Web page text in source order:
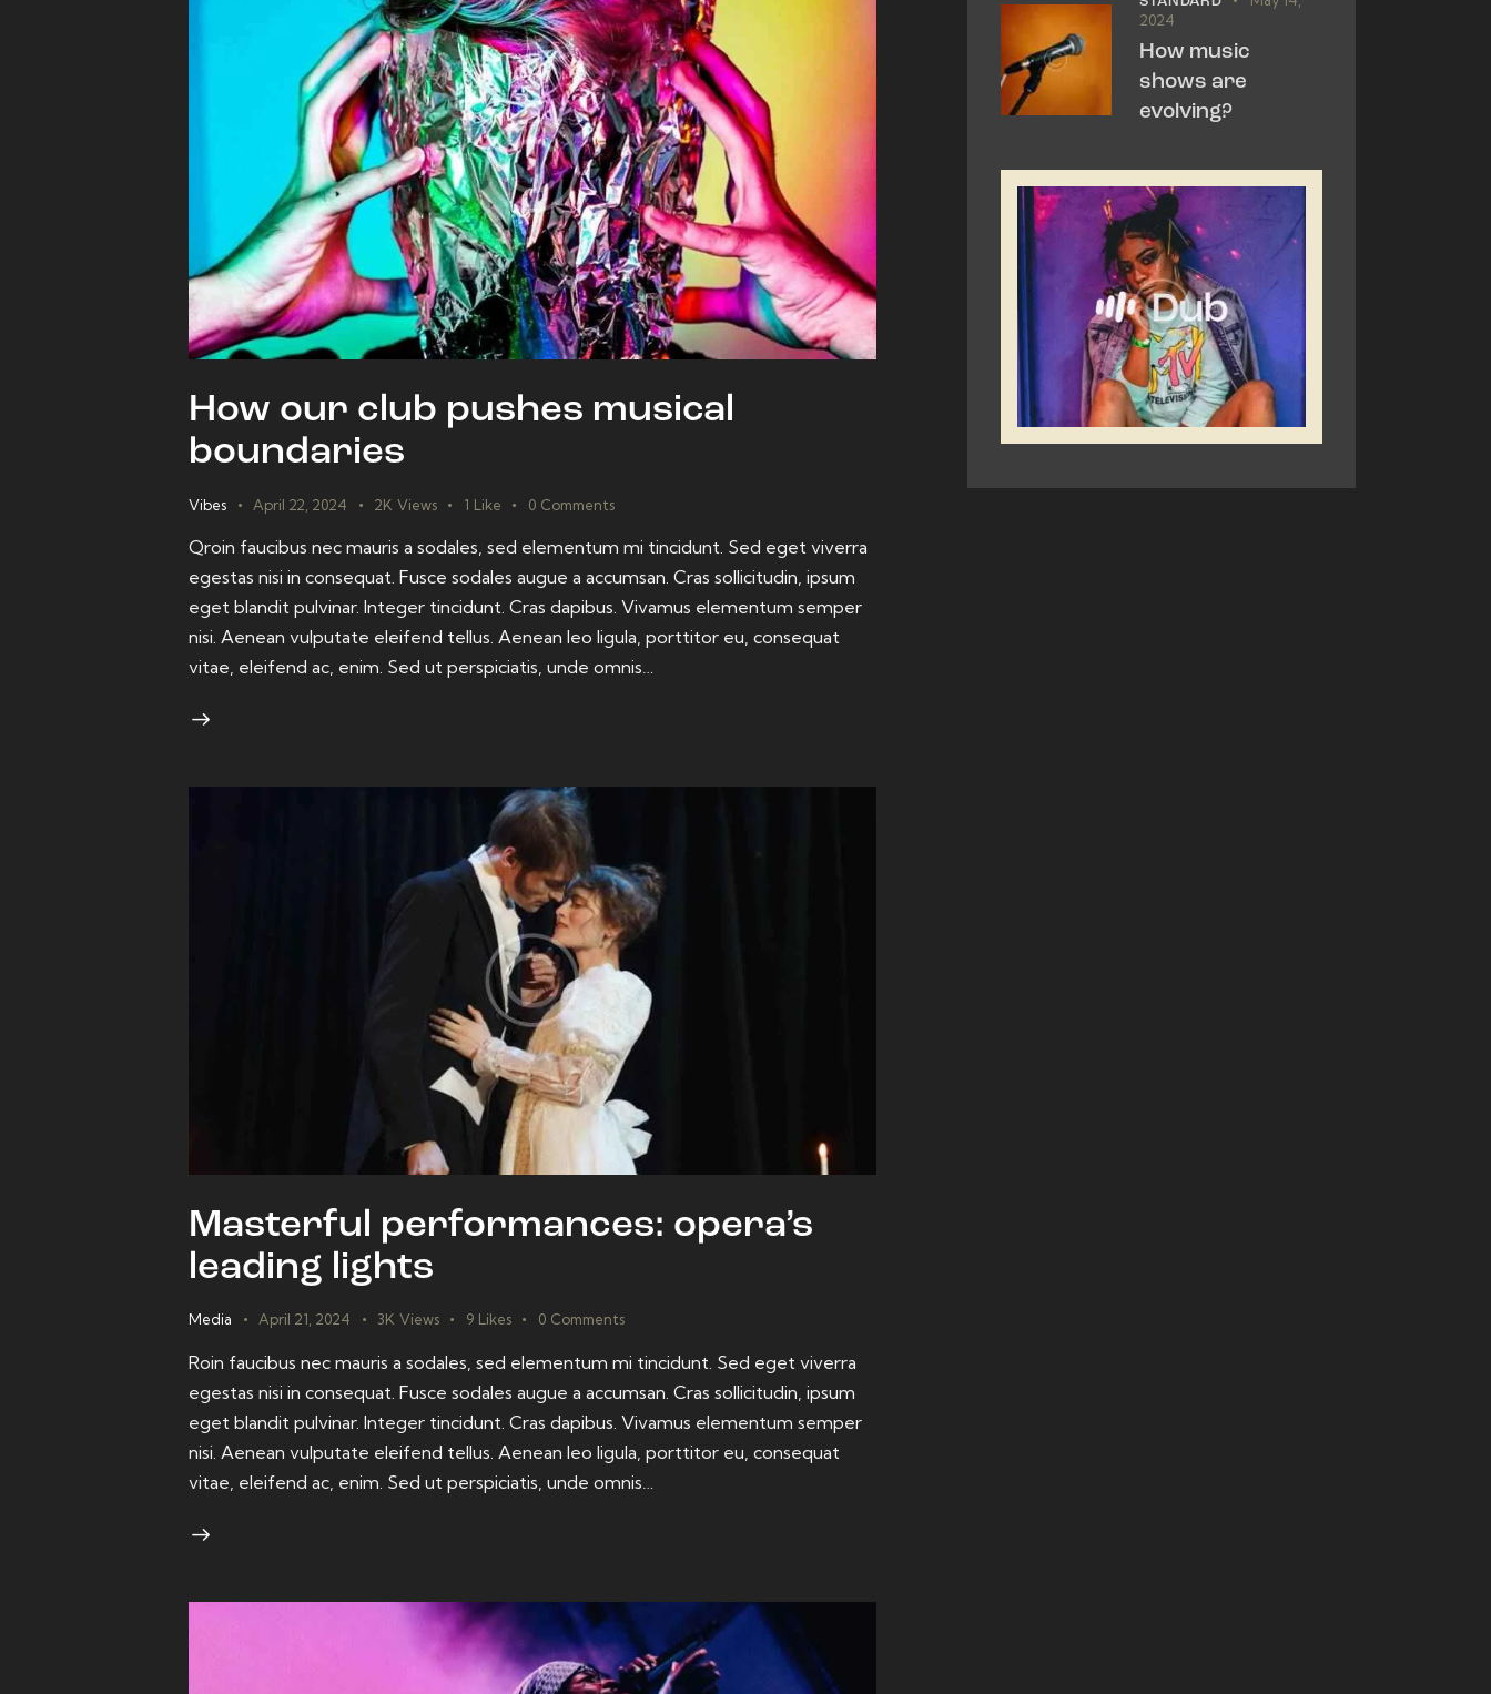
How our club pushes musical
boundaries
Vibes April 22, 2024 2K Views 1 Like 0 Comments
Qroin faucibus nec mauris a sodales, sed elementum mi tincidunt. Sed eget viverra
egestas nisi in consequat. Fusce sodales augue a accumsan. Cras sollicitudin, ipsum
eget blandit pulvinar. Integer tincidunt. Cras dapibus. Vivamus elementum semper
nisi. Aenean vulputate eleifend tellus. Aenean leo ligula, porttitor eu, consequat
vitae, eleifend ac, enim. Sed ut perspiciatis, unde omnis…
Masterful performances: opera’s
leading lights
Media April 21, 2024 3K Views 9 Likes 0 Comments
Roin faucibus nec mauris a sodales, sed elementum mi tincidunt. Sed eget viverra
egestas nisi in consequat. Fusce sodales augue a accumsan. Cras sollicitudin, ipsum
eget blandit pulvinar. Integer tincidunt. Cras dapibus. Vivamus elementum semper
nisi. Aenean vulputate eleifend tellus. Aenean leo ligula, porttitor eu, consequat
vitae, eleifend ac, enim. Sed ut perspiciatis, unde omnis…
2024
How music
shows are
evolving?